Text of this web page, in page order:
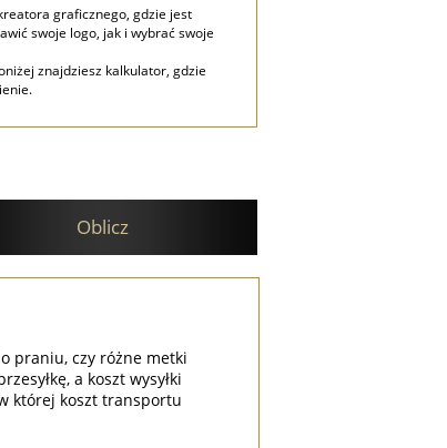
PLN
4 141 PLN
PLN
5 590 PLN
PLN 6 625 PLN
graficznego, gdzie jest
swoje logo, jak i wybrać swoje
znajdziesz kalkulator, gdzie
Oblicz
praniu, czy różne metki
a koszt wysyłki
której koszt transportu